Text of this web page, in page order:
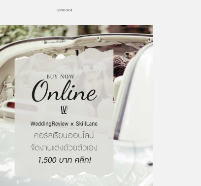
Sponsored